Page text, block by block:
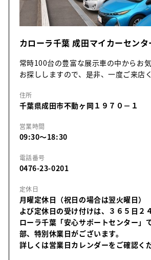
カローラ千葉 成田マイカーセンタ
常時100台の豊富な展示車の中からお
お探ししますので、是非、一度ご来店
住所
千葉県成田市不動ヶ岡１９７０－１
営業時間
09:30～18:30
電話番号
0476-23-0201
定休日
月曜定休日（祝日の場合は翌火曜日
よび定休日の受け付けは、３６５日２
ローラ千葉「安心サポートセンター」
部、特別休業日がございます。
詳しくは営業日カレンダーをご確認く